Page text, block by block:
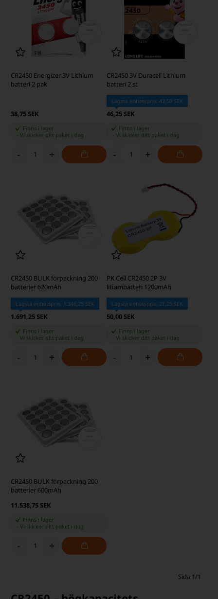
CR2450 Energizer 3V Lithium
batteri 2 pak
38,75 SEK
Finns i lager
-Vi skicker ditt paket i dag
- +
CR2450 3V Duracell Lithium
batteri 2 st
Lägsta enhetspris: 42,50 SEK
46,25 SEK
Finns i lager
Vi skicker ditt paket i dag
- +
CR2450 BULK förpackning 200
batterier 620mAh
Lägsta enhetspris: 1.346,25 SEK
1.691,25 SEK
Finns i lager
-Vi skicker ditt paket i dag
- +
PK Cell CR2450 2P 3V
litiumbatteri 1200mAh
Lägsta enhetspris: 21,25 SEK
50,00 SEK
Finns i lager
Vi skicker ditt paket i dag
- +
CR2450 BULK förpackning 200
batterier 600mAh
11.538,75 SEK
Finns i lager
-Vi skicker ditt paket i dag
- +
Sida 1/1